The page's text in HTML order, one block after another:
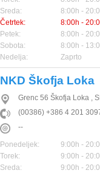
Sreda:
8:00h -
Četrtek:
8:00h -
Petek:
8:00h -
Sobota:
8:00h -
Nedelja:
Zaprto
NKD Škofja Loka
Grenc 56 Škofja Loka , SI
(00386) +386 4 201
--
Ponedeljek:
9:00h -
Torek:
9:00h -
Sreda:
9:00h -